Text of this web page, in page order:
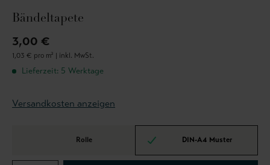
Bändeltapete
3,00 €
1,03 € pro m² | inkl. MwSt.
Lieferzeit: 5 Werktage
Versandkosten anzeigen
Rolle DIN-A4 Muster